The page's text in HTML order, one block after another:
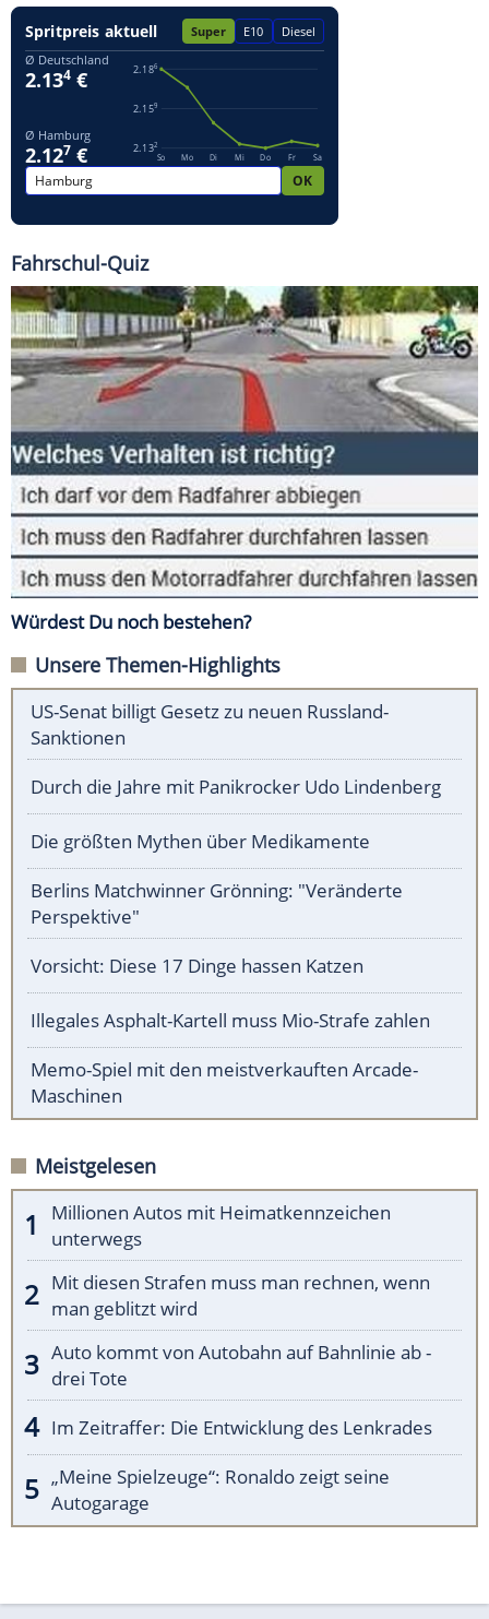
Fahrschul-Quiz
Würdest Du noch bestehen?
Unsere Themen-Highlights
US-Senat billigt Gesetz zu neuen Russland-
Sanktionen
Durch die Jahre mit Panikrocker Udo Lindenberg
Die größten Mythen über Medikamente
Berlins Matchwinner Grönning: "Veränderte
Perspektive"
Vorsicht: Diese 17 Dinge hassen Katzen
Illegales Asphalt-Kartell muss Mio-Strafe zahlen
Memo-Spiel mit den meistverkauften Arcade-
Maschinen
Meistgelesen
Millionen Autos mit Heimatkennzeichen
unterwegs
Mit diesen Strafen muss man rechnen, wenn
man geblitzt wird
Auto kommt von Autobahn auf Bahnlinie ab -
drei Tote
Im Zeitraffer: Die Entwicklung des Lenkrades
„Meine Spielzeuge“: Ronaldo zeigt seine
Autogarage